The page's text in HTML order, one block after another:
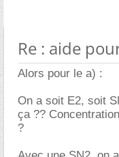
Re : aide
Alors pour le a) :
On a soit E2, soit
ça ??
?